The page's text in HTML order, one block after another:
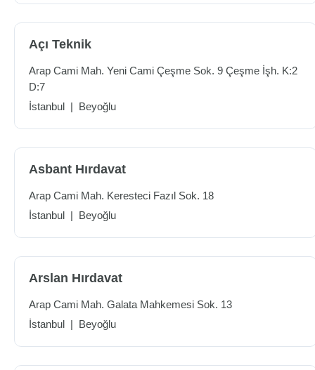
Açı Teknik
Arap Cami Mah. Yeni Cami Çeşme Sok. 9 Çeşme İşh. K:2
D:7
İstanbul | Beyoğlu
Asbant Hırdavat
Arap Cami Mah. Keresteci Fazıl Sok. 18
İstanbul | Beyoğlu
Arslan Hırdavat
Arap Cami Mah. Galata Mahkemesi Sok. 13
İstanbul | Beyoğlu